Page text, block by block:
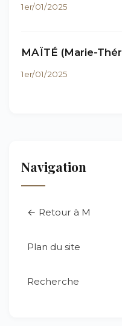
1er/01/2025
MAÏTÉ (Marie-
1er/01/2025
Navigation
← Retour à M
Plan du site
Recherche